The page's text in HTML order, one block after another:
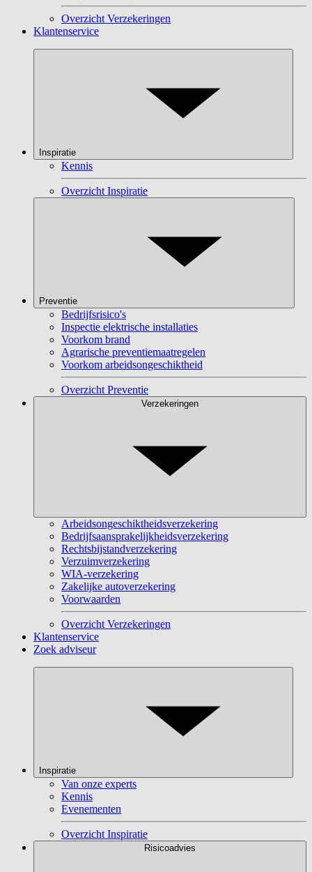
Overzicht Verzekeringen
Klantenservice
Inspiratie
Kennis
Overzicht Inspiratie
Preventie
Bedrijfsrisico's
Inspectie elektrische installaties
Voorkom brand
Agrarische preventiemaatregelen
Voorkom arbeidsongeschiktheid
Overzicht Preventie
Verzekeringen
Arbeidsongeschiktheidsverzekering
Bedrijfsaansprakelijkheidsverzekering
Rechtsbijstandverzekering
Verzuimverzekering
WIA-verzekering
Zakelijke autoverzekering
Voorwaarden
Overzicht Verzekeringen
Klantenservice
Zoek adviseur
Inspiratie
Van onze experts
Kennis
Evenementen
Overzicht Inspiratie
Risicoadvies